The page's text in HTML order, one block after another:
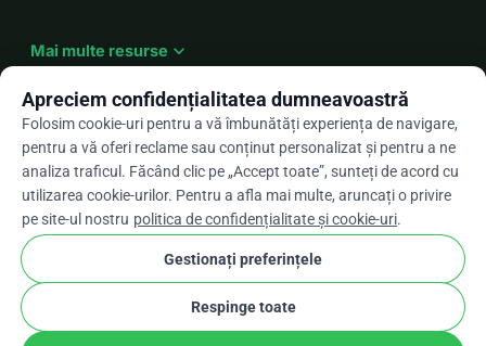
Mai multe resurse expand_more
Roarrow_drop_down
★★★★★4,9 / 5 pe baza a peste 500 de recenzii
WhyDonate
Confidențialitate și cookie-uri
Setările pentru cookie-uri
Apreciem confidențialitatea dumneavoastră
Folosim cookie-uri pentru a vă îmbunătăți experiența de navigare,
pentru a vă oferi reclame sau conținut personalizat și pentru a ne
analiza traficul. Făcând clic pe „Accept toate”, sunteți de acord cu
utilizarea cookie-urilor. Pentru a afla mai multe, aruncați o privire
pe site-ul nostru politica de confidențialitate și cookie-uri.
Gestionați preferințele
Respinge toate